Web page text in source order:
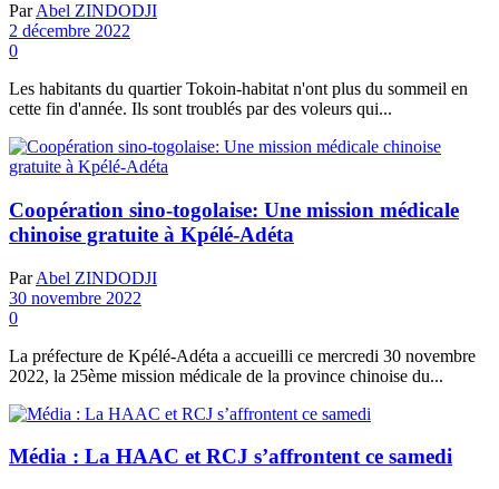
Par Abel ZINDODJI
2 décembre 2022
0
Les habitants du quartier Tokoin-habitat n'ont plus du sommeil en
cette fin d'année. Ils sont troublés par des voleurs qui...
Coopération sino-togolaise: Une mission médicale
chinoise gratuite à Kpélé-Adéta
Par Abel ZINDODJI
30 novembre 2022
0
La préfecture de Kpélé-Adéta a accueilli ce mercredi 30 novembre
2022, la 25ème mission médicale de la province chinoise du...
Média : La HAAC et RCJ s’affrontent ce samedi